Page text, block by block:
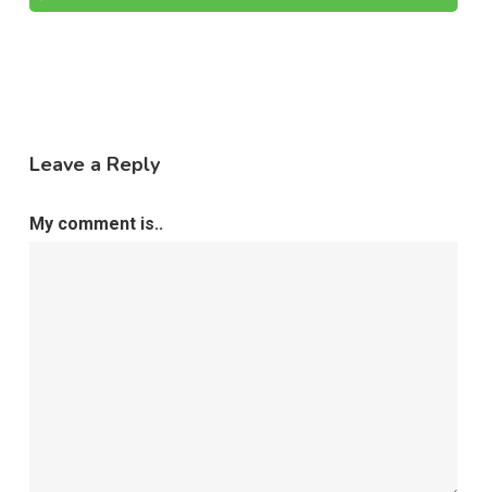
Leave a Reply
My comment is..